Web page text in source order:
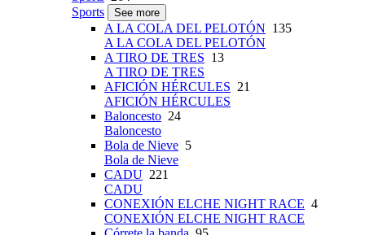
Sports
See more
A LA COLA DEL PELOTÓN 135
A LA COLA DEL PELOTÓN
A TIRO DE TRES 13
A TIRO DE TRES
AFICIÓN HÉRCULES 21
AFICIÓN HÉRCULES
Baloncesto 24
Baloncesto
Bola de Nieve 5
Bola de Nieve
CADU 221
CADU
CONEXIÓN ELCHE NIGHT RACE 4
CONEXIÓN ELCHE NIGHT RACE